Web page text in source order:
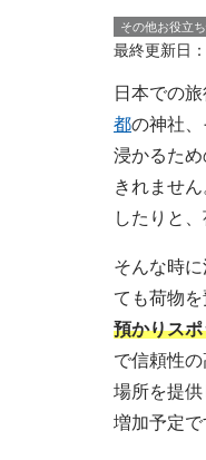
その他お役立
最終更新日：
日本での
都の神社、
浸かるた
きれませ
したりと
そんな時
ても荷物
預かりス
で信頼性
場所を提
増加予定で